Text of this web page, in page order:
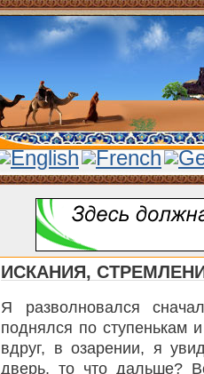
ИСКАНИЯ,
Я разволновался
поднялся по ступенькам
вдруг, в озарении, я
дверь, то что дальше?